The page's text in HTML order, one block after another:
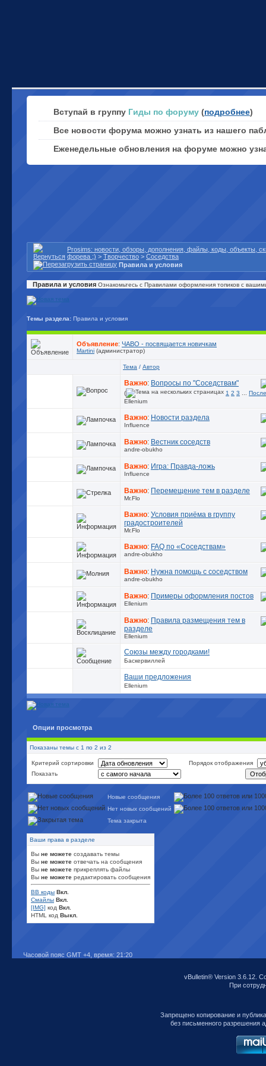
Вступай в группу Гиды по форуму (подробнее)
Все новости форума можно узнать из нашего
Еженедельные обновления на форуме можно
Prosims: новости, обзоры, дополнения, файлы, коды, объекты,
форева ;) > Творчество > Соседства
Правила и условия
Правила и условия Ознакомьтесь с Правилами оформления топиков с
Темы раздела: Правила и условия
Объявление: ЧАВО - посвящается новичкам
Martini (администратор)
Тема / Автор
Важно: Вопросы по "Соседствам"
( 1 2 3
Ellenium
Важно: Новости раздела
Influence
Важно: Вестник соседств
andre-obukho
Важно: Игра: Правда-ложь
Influence
Важно: Перемещение тем в разделе
Mr.Flo
Важно: Условия приёма в группу
градостроителей
Mr.Flo
Важно: FAQ по «Соседствам»
andre-obukho
Важно: Нужна помощь с соседством
andre-obukho
Важно: Примеры оформления постов
Ellenium
Важно: Правила размещения тем в
разделе
Ellenium
Союзы между городками!
Баскервиллей
Ваши предложения
Ellenium
Опции просмотра
Показаны темы с 1 по 2 из 2
Критерий сортировки
Порядок отображения
Показать
Новые сообщения
Нет новых сообщений
Тема закрыта
Ваши права в разделе
Вы не можете создавать темы
Вы не можете отвечать на сообщения
Вы не можете прикреплять файлы
Вы не можете редактировать сообщения
BB коды Вкл.
Смайлы Вкл.
[IMG] код Вкл.
HTML код Выкл.
Часовой пояс GMT +4, время: 21:20
vBulletin® Version 3.6.12.
При
Запрещено копирование и
без письменного разрешения